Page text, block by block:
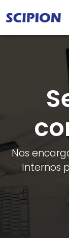
Nos
Internos